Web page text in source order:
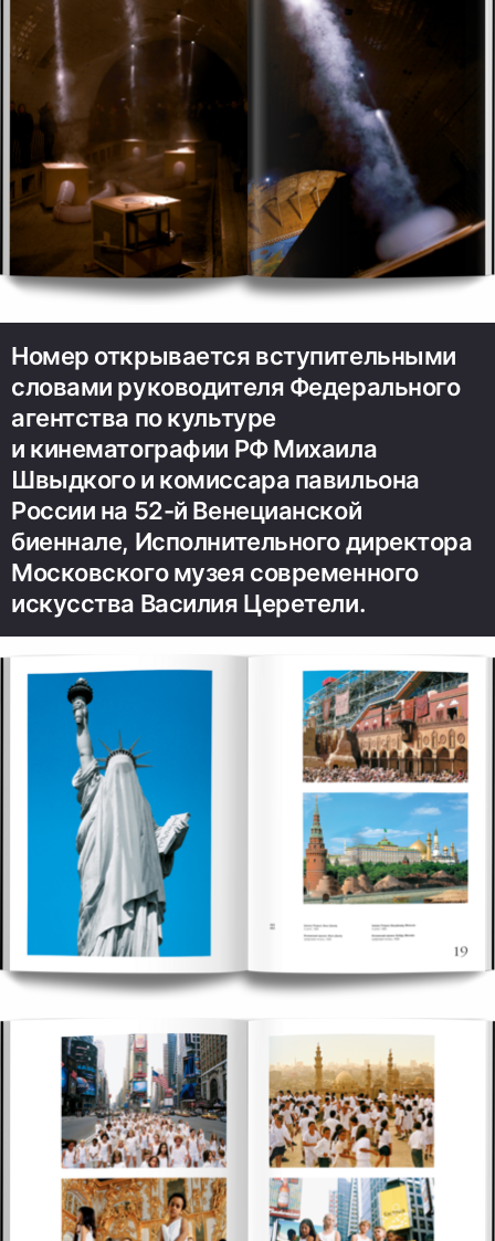
Номер открывается вступительными
словами руководителя Федерального
агентства по культуре
и кинематографии РФ Михаила
Швыдкого и комиссара павильона
России на 52-й Венецианской
биеннале, Исполнительного директора
Московского музея современного
искусства Василия Церетели.